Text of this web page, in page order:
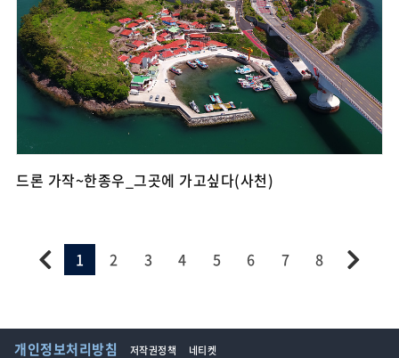
드론 가작~한종우_그곳에 가고싶다(사천)
1 2 3 4 5 6 7 8
개인정보처리방침 저작권정책 네티켓